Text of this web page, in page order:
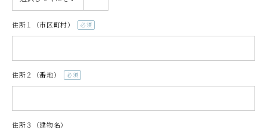
住所１（市区町村）
(必
住所２（番地）
(必
住所３（建物名）